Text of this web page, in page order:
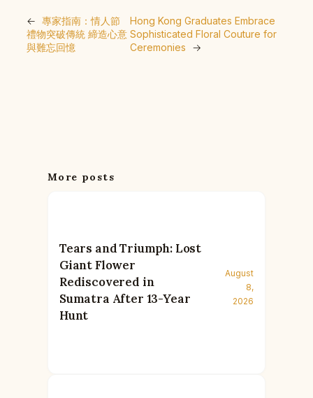
← 專家指南：情人節
禮物突破傳統 締造心意
與難忘回憶
Hong Kong Graduates Embrace
Sophisticated Floral Couture for
Ceremonies
→
More posts
Tears and Triumph: Lost
Giant Flower
Rediscovered in
Sumatra After 13-Year
Hunt
August
8,
2026